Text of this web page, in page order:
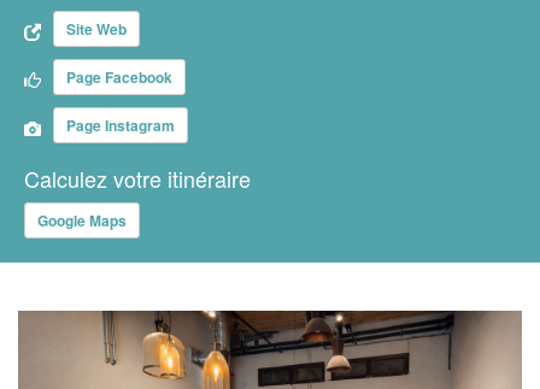
Site Web
Page Facebook
Page Instagram
Calculez votre itinéraire
Google Maps